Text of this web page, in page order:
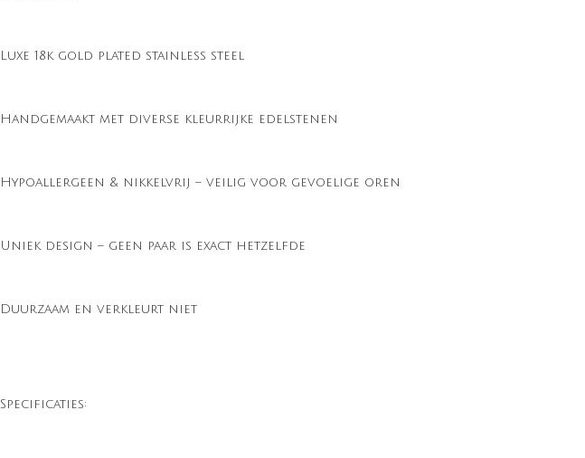
Luxe 18k gold plated stainless steel
Handgemaakt met diverse kleurrijke edelstenen
Hypoallergeen & nikkelvrij – veilig voor gevoelige oren
Uniek design – geen paar is exact hetzelfde
Duurzaam en verkleurt niet
Specificaties: